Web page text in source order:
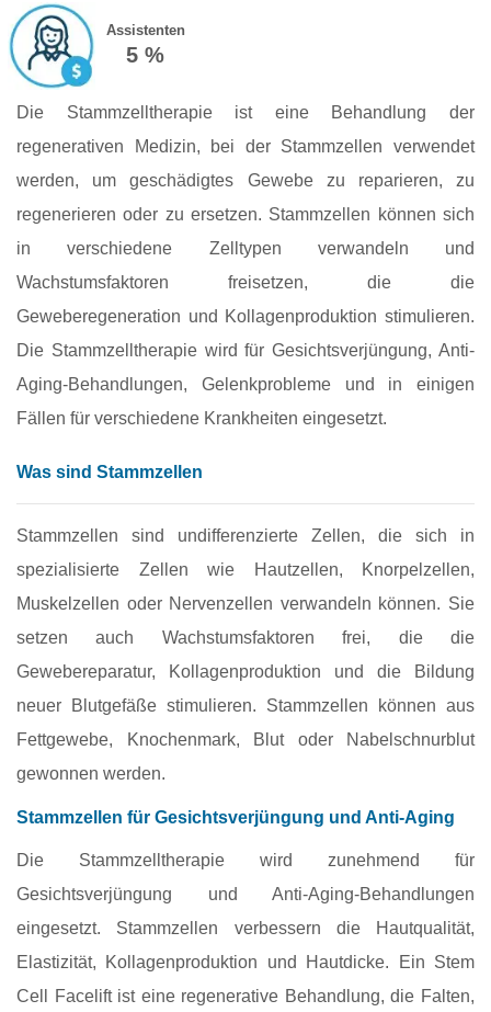
Assistenten
5 %
Die Stammzelltherapie ist eine Behandlung der
regenerativen Medizin, bei der Stammzellen verwendet
werden, um geschädigtes Gewebe zu reparieren, zu
regenerieren oder zu ersetzen. Stammzellen können sich
in verschiedene Zelltypen verwandeln und
Wachstumsfaktoren freisetzen, die die
Geweberegeneration und Kollagenproduktion stimulieren.
Die Stammzelltherapie wird für Gesichtsverjüngung, Anti-
Aging-Behandlungen, Gelenkprobleme und in einigen
Fällen für verschiedene Krankheiten eingesetzt.
Was sind Stammzellen
Stammzellen sind undifferenzierte Zellen, die sich in
spezialisierte Zellen wie Hautzellen, Knorpelzellen,
Muskelzellen oder Nervenzellen verwandeln können. Sie
setzen auch Wachstumsfaktoren frei, die die
Gewebereparatur, Kollagenproduktion und die Bildung
neuer Blutgefäße stimulieren. Stammzellen können aus
Fettgewebe, Knochenmark, Blut oder Nabelschnurblut
gewonnen werden.
Stammzellen für Gesichtsverjüngung und Anti-Aging
Die Stammzelltherapie wird zunehmend für
Gesichtsverjüngung und Anti-Aging-Behandlungen
eingesetzt. Stammzellen verbessern die Hautqualität,
Elastizität, Kollagenproduktion und Hautdicke. Ein Stem
Cell Facelift ist eine regenerative Behandlung, die Falten,